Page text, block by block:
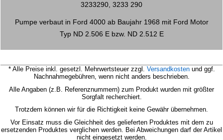
3233290, 3233 290
Pumpe verbaut in Ford 4000 ab Baujahr 1968 mit Ford Motor
* Alle Preise inkl. gesetzl. Mehrwertsteuer zzgl. Versandkostenund ggf.
Nachnahmegebühren, wenn nicht anders beschrieben.
Alle Angaben (z.B. Referenznummern) zum Produkt wurden mit größter
Sorgfalt recherchiert.
Trotzdem können wir für die Richtigkeit keine Gewähr übernehmen.
Vor Einsatz muss die Gleichheit des gelieferten Produktes mit dem zu
ersetzenden Produktes verglichen werden.
Bei Abweichungen darf der Artikel
nicht eingesetzt werden.